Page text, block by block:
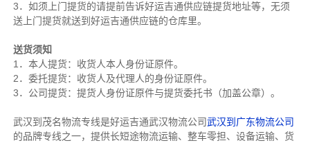
3．如须上门提货的请提前告诉好运吉通供应链提货地址等，无须
送上门提货就送到好运吉通供应链的仓库里。
送货须知
1．本人提货：收货人本人身份证原件。
2．委托提货：收货人及代理人的身份证原件。
3．公司提货：提货人身份证原件与提货委托书（加盖公章）。
武汉到茂名物流专线是好运吉通武汉物流公司武汉到广东物流公司
的品牌专线之一，提供长短途物流运输、整车零担、设备运输、货